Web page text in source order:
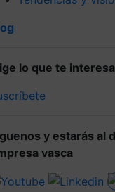
lo que te
y estarás al
vasca